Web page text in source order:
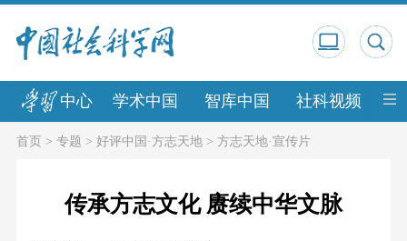
中心 学术中国 智库中国 社科视频 中
首页> 专题 > 好评中国·方志天地> 方志天地·宣传片
传承方志文化 赓续中华文脉